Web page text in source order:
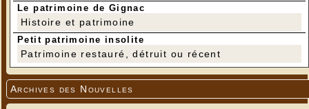
Le patrimoine de Gignac
Histoire et patrimoine
Petit patrimoine insolite
Patrimoine restauré, détruit ou récent
Archives des Nouvelles